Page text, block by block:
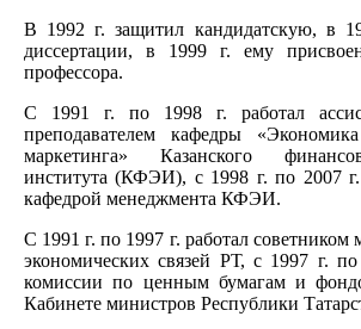
В 1992 г. защитил кандидатскую, в
диссертации, в 1999 г. ему
профессора.
С 1991 г. по 1998 г. работал
преподавателем кафедры
маркетинга» Казанского
института (КФЭИ), с 1998 г. по 2007
кафедрой менеджмента КФЭИ.
С 1991 г. по 1997 г. работал
экономических связей РТ, с 1997 г. по
комиссии по ценным бумагам и
Кабинете министров Республики